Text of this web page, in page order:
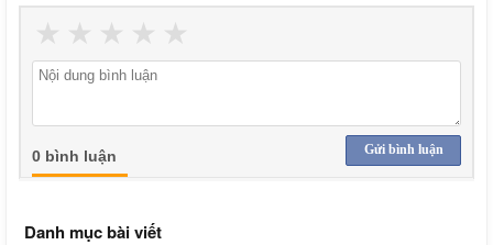
★
★
★
★
★
Gửi bình luận
0 bình luận
Danh mục bài viết